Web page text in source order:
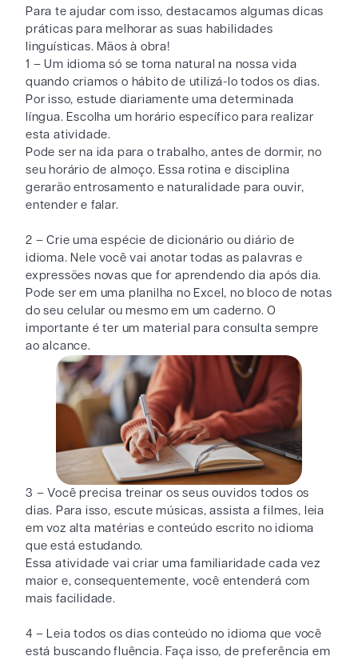
Para te ajudar com isso, destacamos algumas dicas
práticas para melhorar as suas habilidades
linguísticas. Mãos à obra!
1 – Um idioma só se torna natural na nossa vida
quando criamos o hábito de utilizá-lo todos os dias.
Por isso, estude diariamente uma determinada
língua. Escolha um horário específico para realizar
esta atividade.
Pode ser na ida para o trabalho, antes de dormir, no
seu horário de almoço. Essa rotina e disciplina
gerarão entrosamento e naturalidade para ouvir,
entender e falar.
2 – Crie uma espécie de dicionário ou diário de
idioma. Nele você vai anotar todas as palavras e
expressões novas que for aprendendo dia após dia.
Pode ser em uma planilha no Excel, no bloco de notas
do seu celular ou mesmo em um caderno. O
importante é ter um material para consulta sempre
ao alcance.
3 – Você precisa treinar os seus ouvidos todos os
dias. Para isso, escute músicas, assista a filmes, leia
em voz alta matérias e conteúdo escrito no idioma
que está estudando.
Essa atividade vai criar uma familiaridade cada vez
maior e, consequentemente, você entenderá com
mais facilidade.
4 – Leia todos os dias conteúdo no idioma que você
está buscando fluência. Faça isso, de preferência em